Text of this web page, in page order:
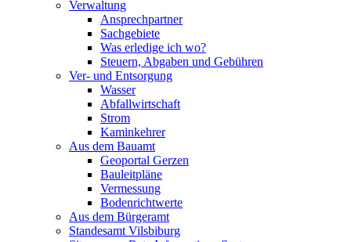
Verwaltung
Ansprechpartner
Sachgebiete
Was erledige ich wo?
Steuern, Abgaben und Gebühren
Ver- und Entsorgung
Wasser
Abfallwirtschaft
Strom
Kaminkehrer
Aus dem Bauamt
Geoportal Gerzen
Bauleitpläne
Vermessung
Bodenrichtwerte
Aus dem Bürgeramt
Standesamt Vilsbiburg